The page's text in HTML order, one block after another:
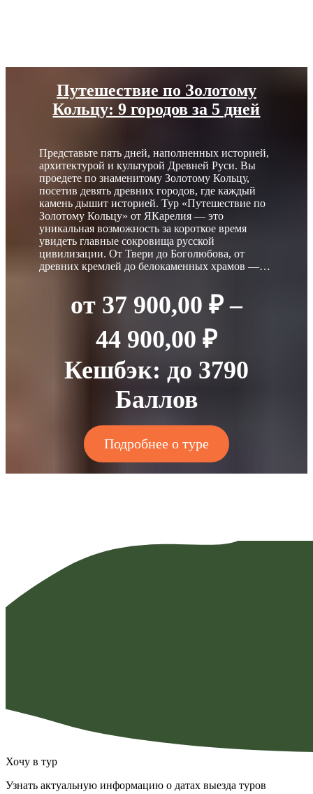
Путешествие по Золотому
Кольцу: 9 городов за 5 дней
Представьте пять дней, наполненных историей,
архитектурой и культурой Древней Руси. Вы
проедете по знаменитому Золотому Кольцу,
посетив девять древних городов, где каждый
камень дышит историей. Тур «Путешествие по
Золотому Кольцу» от ЯКарелия — это
уникальная возможность за короткое время
увидеть главные сокровища русской
цивилизации. От Твери до Боголюбова, от
древних кремлей до белокаменных храмов —…
от 37 900,00 ₽ –
44 900,00 ₽
цен:
900,00 ₽
–
Кешбэк: до 3790
Баллов
Подробнее о туре
Хочу в тур
Узнать актуальную информацию о датах выезда туров